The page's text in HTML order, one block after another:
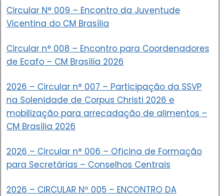
Circular N° 009 – Encontro da Juventude
Vicentina do CM Brasília
Circular n° 008 – Encontro para Coordenadores
de Ecafo – CM Brasília 2026
2026 – Circular n° 007 – Participação da SSVP
na Solenidade de Corpus Christi 2026 e
mobilização para arrecadação de alimentos –
CM Brasília 2026
2026 – Circular n° 006 – Oficina de Formação
para Secretárias – Conselhos Centrais
2026 – CIRCULAR Nº 005 – ENCONTRO DA